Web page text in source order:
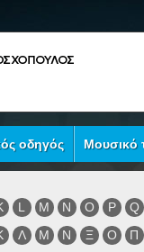
οδηγός Μουσικό
L M N O P
Q
Λ Μ Ν Ξ Ο
Π